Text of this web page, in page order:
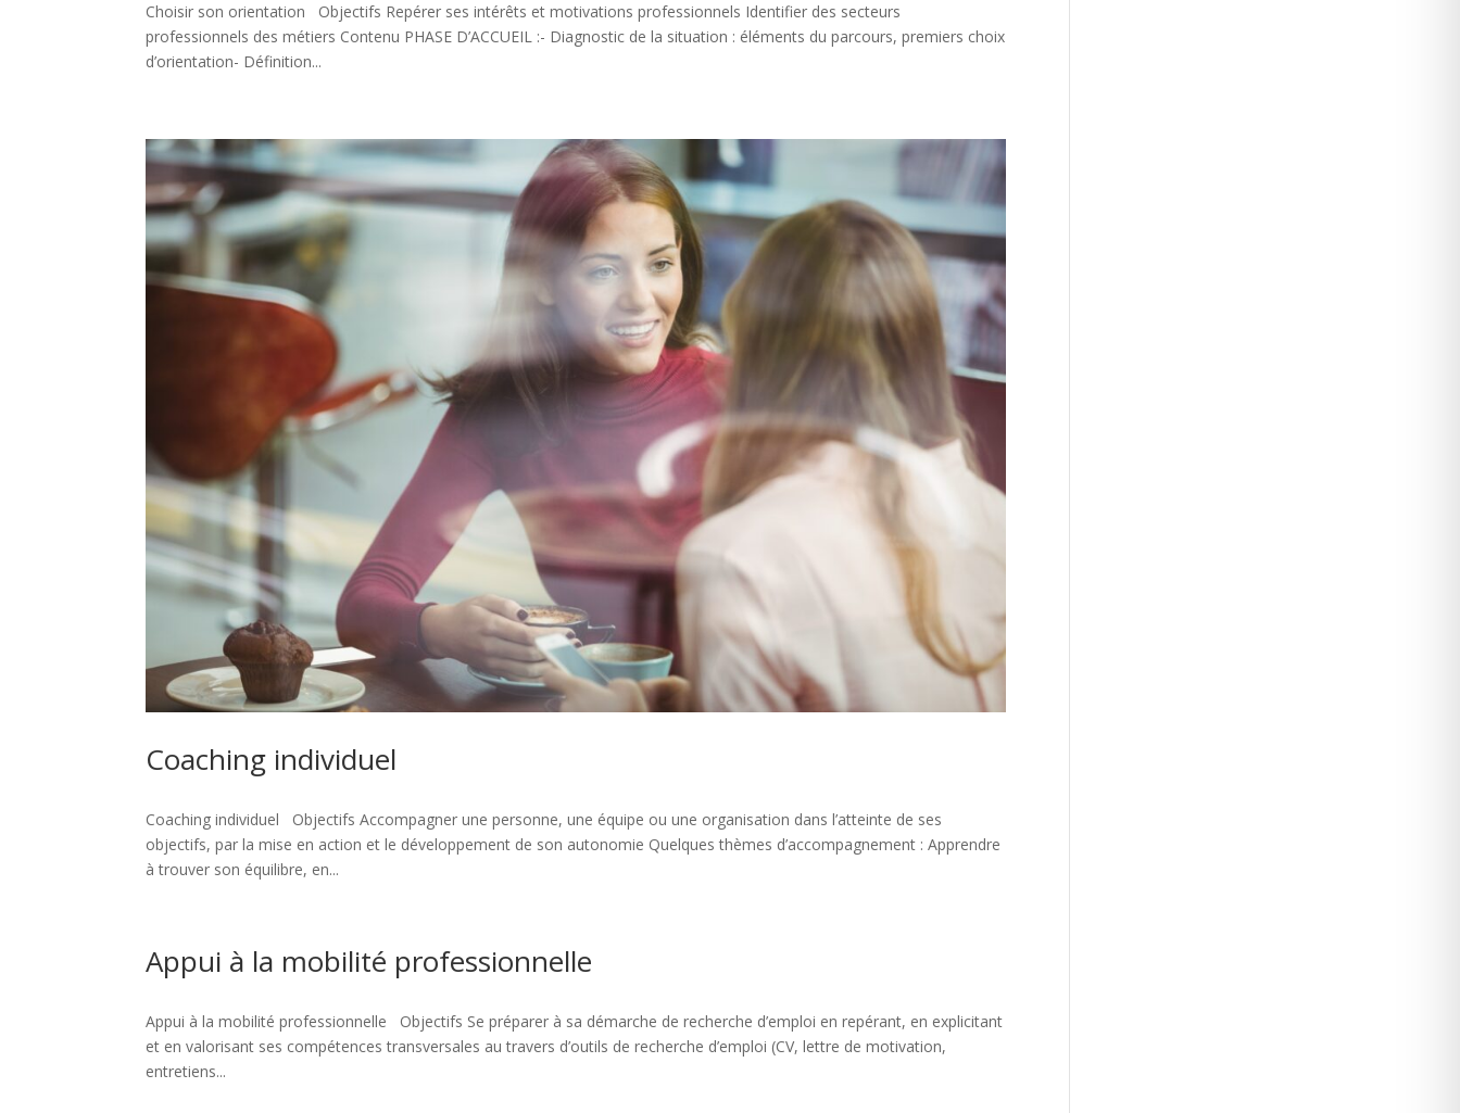
Choisir son orientation Objectifs Repérer ses intérêts et motivations professionnels Identifier des secteurs
professionnels des métiers Contenu PHASE D’ACCUEIL :- Diagnostic de la situation : éléments du parcours, premiers choix
d’orientation- Définition...
Coaching individuel
Coaching individuel Objectifs Accompagner une personne, une équipe ou une organisation dans l’atteinte de ses
objectifs, par la mise en action et le développement de son autonomie Quelques thèmes d’accompagnement : Apprendre
à trouver son équilibre, en...
Appui à la mobilité professionnelle
Appui à la mobilité professionnelle Objectifs Se préparer à sa démarche de recherche d’emploi en repérant, en explicitant
et en valorisant ses compétences transversales au travers d’outils de recherche d’emploi (CV, lettre de motivation,
entretiens...